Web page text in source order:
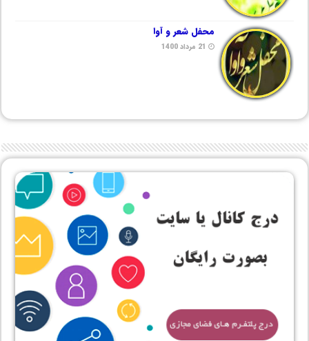
محفل شعر و آوا
21 مرداد 1400